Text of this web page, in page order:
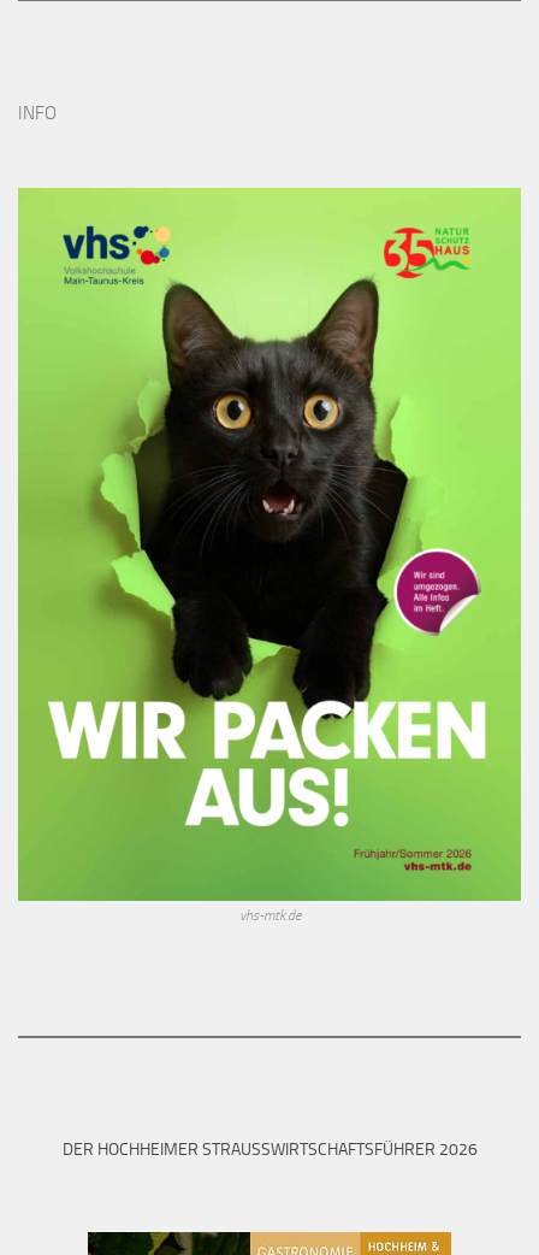
INFO
vhs-mtk.de
DER HOCHHEIMER STRAUSSWIRTSCHAFTSFÜHRER 2026